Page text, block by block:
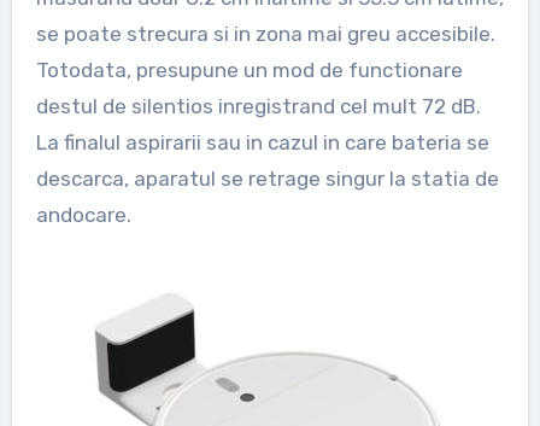
se poate strecura si in zona mai greu accesibile.
Totodata, presupune un mod de functionare
destul de silentios inregistrand cel mult 72 dB.
La finalul aspirarii sau in cazul in care bateria se
descarca, aparatul se retrage singur la statia de
andocare.